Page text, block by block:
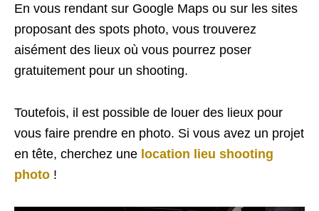
En vous rendant sur Google Maps ou sur les sites
proposant des spots photo, vous trouverez
aisément des lieux où vous pourrez poser
gratuitement pour un shooting.
Toutefois, il est possible de louer des lieux pour
vous faire prendre en photo. Si vous avez un projet
en tête, cherchez une location lieu shooting
photo !